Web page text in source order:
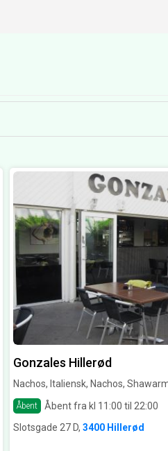
Gonzales Hillerød
Nachos, Italiensk, Nachos,
Åbent Åbent fra kl 11:00 til 22:00
Slotsgade 27 D, 3400 Hillerød